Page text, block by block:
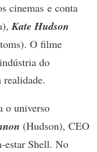
cinemas e conta
Kate Hudson
O filme
do
realidade.
o universo
(Hudson), CEO
estar Shell. No